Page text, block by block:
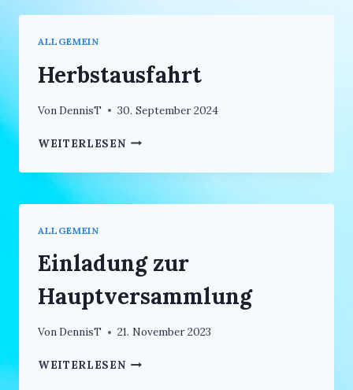
ALLGEMEIN
Herbstausfahrt
Von DennisT 30. September 2024
WEITERLESENHERBSTAUSFAHRT
ALLGEMEIN
Einladung zur
Hauptversammlung
VonDennisT 21. November 2023
WEITERLESENEINLADUNG